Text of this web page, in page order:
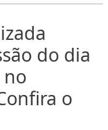
do dia
no
o